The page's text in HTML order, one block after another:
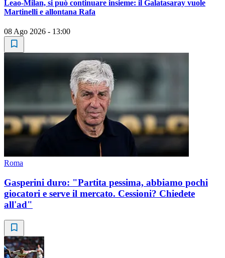
Leao-Milan, si può continuare insieme: il Galatasaray vuole
Martinelli e allontana Rafa
08 Ago 2026 - 13:00
Roma
Gasperini duro: "Partita pessima, abbiamo pochi
giocatori e serve il mercato. Cessioni? Chiedete
all'ad"